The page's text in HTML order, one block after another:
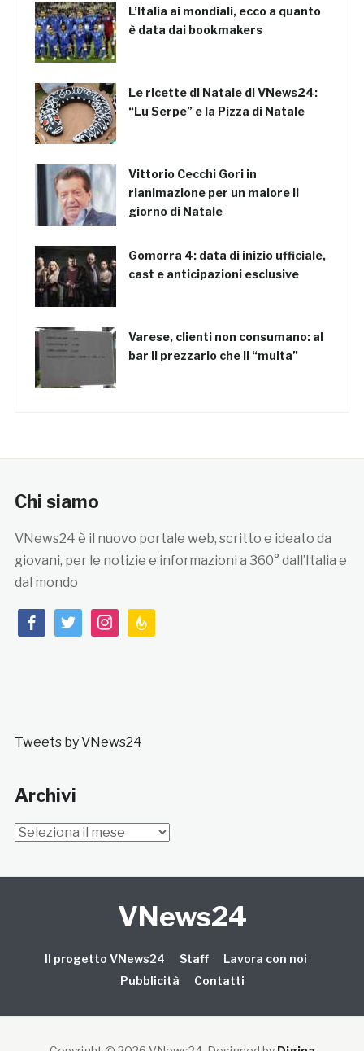
L’Italia ai mondiali, ecco a quanto
è data dai bookmakers
Le ricette di Natale di VNews24:
“Lu Serpe” e la Pizza di Natale
Vittorio Cecchi Gori in
rianimazione per un malore il
giorno di Natale
Gomorra 4: data di inizio ufficiale,
cast e anticipazioni esclusive
Varese, clienti non consumano: al
bar il prezzario che li “multa”
Chi siamo
VNews24 è il nuovo portale web, scritto e ideato da
giovani, per le notizie e informazioni a 360° dall’Italia e
dal mondo
facebooktwitterinstagramfeedburner
Tweets by VNews24
Archivi
Archivi
VNews24
Il progetto VNews24 Staff
Lavora con noi
Pubblicità
Contatti